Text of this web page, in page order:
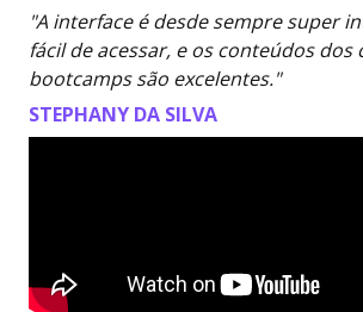
"A interface é desde sempre super
fácil de acessar, e os conteúdos dos
bootcamps são excelentes."
STEPHANY DA SILVA